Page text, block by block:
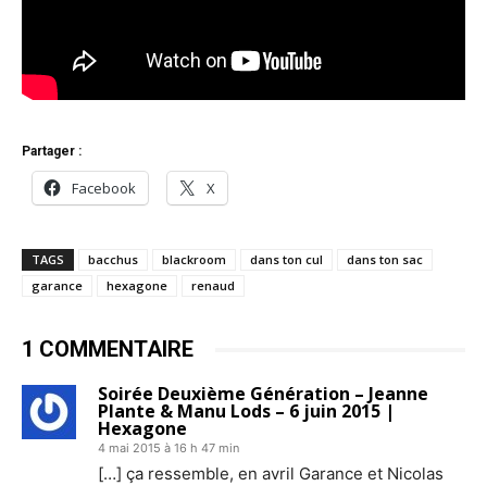
Partager :
Facebook X
TAGS bacchus blackroom dans ton cul
dans ton sac
garance
hexagone renaud
1 COMMENTAIRE
Soirée Deuxième Génération – Jeanne
Plante & Manu Lods – 6 juin 2015 |
Hexagone
4 mai 2015 à 16 h 47 min
[…] ça ressemble, en avril Garance et Nicolas